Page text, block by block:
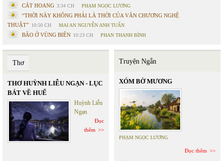
CÁT HOANG 3:34 CH PHẠM NGỌC LƯƠNG
“THỜI NÀY KHÔNG PHẢI LÀ THỜI CỦA VĂN CHƯƠNG NGHỆ
THUẬT” 10:50 CH MAI AN NGUYỄN ANH TUẤN
BÃO Ở VÙNG BIÊN 10:23 CH PHAN THANH BÌNH
Thơ
THƠ HUỲNH LIỄU NGẠN - LỤC
BÁT VỀ HUẾ
Huỳnh Liễu
Ngạn
Đọc
thêm
Truyện Ngắn
XÓM BỜ MƯƠNG
PHẠM NGỌC LƯƠNG
Đọc thêm